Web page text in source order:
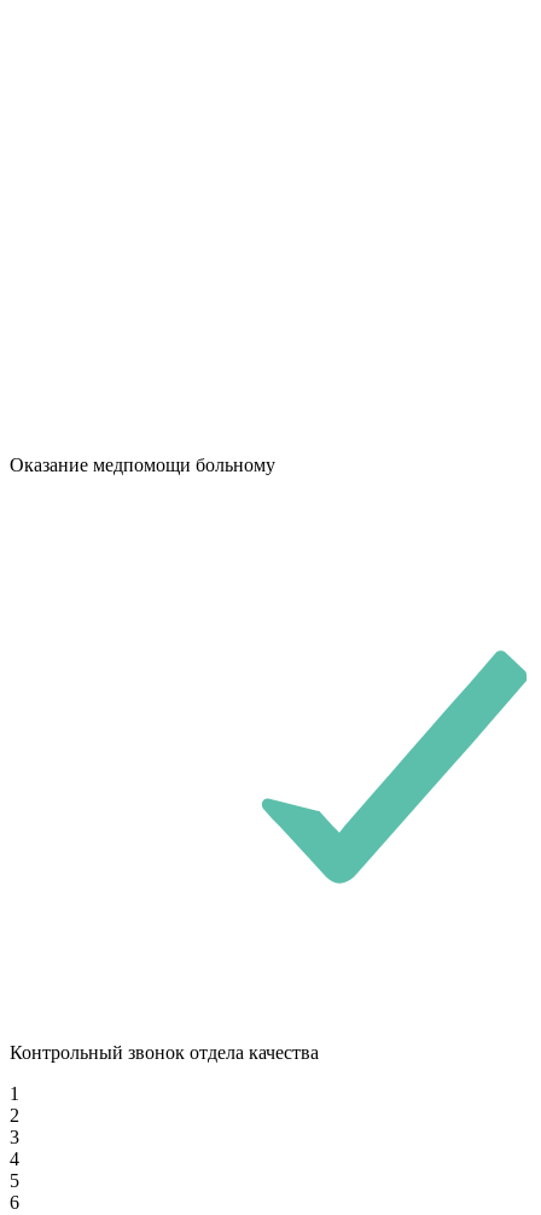
Оказание медпомощи больному
Контрольный звонок отдела качества
1
2
3
4
5
6